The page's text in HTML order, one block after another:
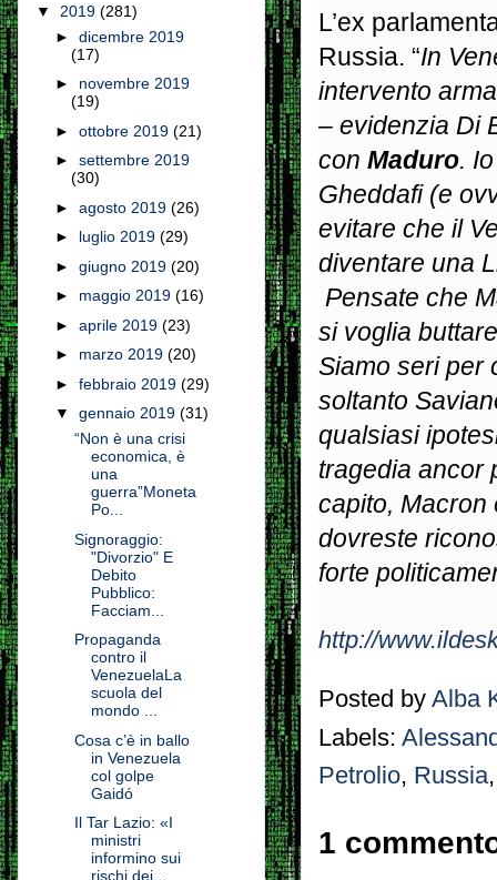
L’ex
Russia. “In
intervento
– evidenzia Di
con Maduro.
Gheddafi (e
evitare che il
diventare una
Pensate che
si voglia
Siamo seri per
soltanto
qualsiasi
tragedia ancor
capito,
dovreste
forte
http://
Posted by Alba
Labels:
Petrolio, Russia
1
▼ 2019 (281)
► dicembre 2019
(17)
► novembre 2019
(19)
► ottobre 2019 (21)
► settembre 2019
(30)
► agosto 2019 (26)
► luglio 2019 (29)
► giugno 2019 (20)
► maggio 2019 (16)
► aprile 2019 (23)
► marzo 2019 (20)
► febbraio 2019 (29)
▼ gennaio 2019 (31)
“Non è una crisi
economica, è
una
guerra”Moneta
Po...
Signoraggio:
"Divorzio" E
Debito
Pubblico:
Facciam...
Propaganda
contro il
VenezuelaLa
scuola del
mondo ...
Cosa c’è in ballo
in Venezuela
col golpe
Gaidó
Il Tar Lazio: «I
ministri
informino sui
rischi dei...